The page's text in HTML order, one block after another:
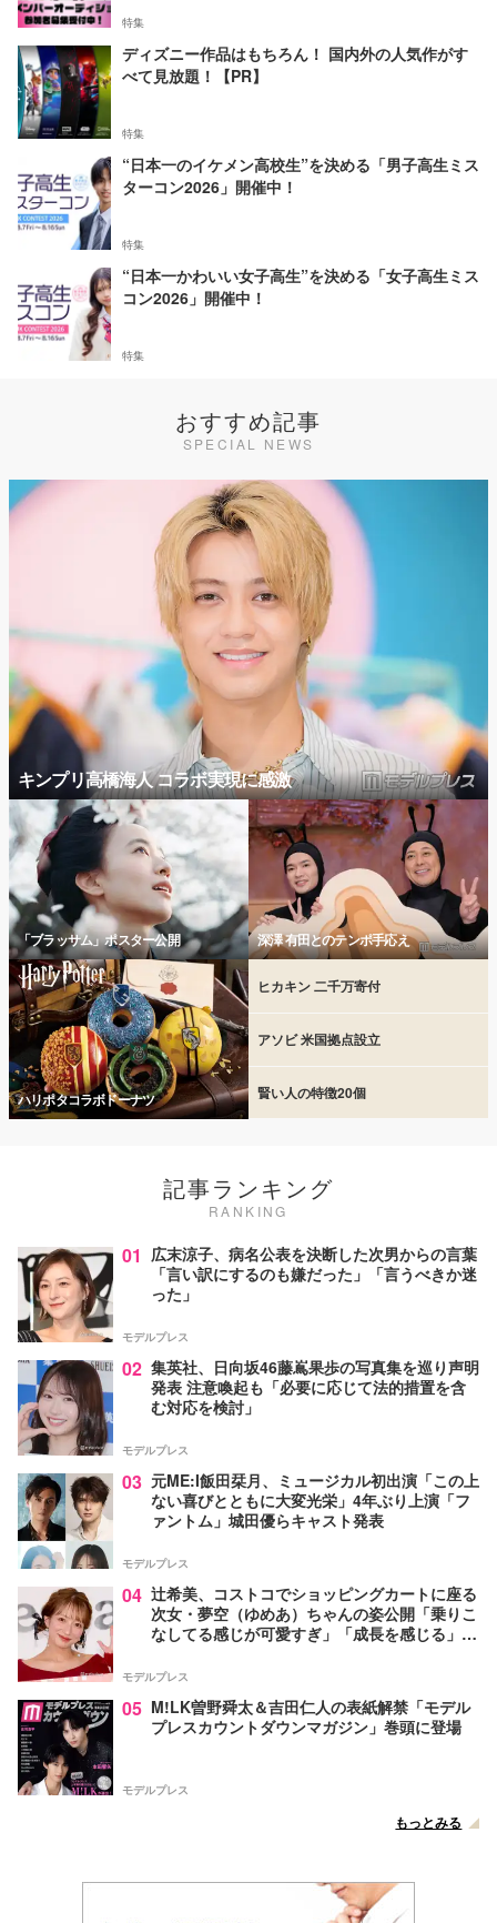
特集
ディズニー作品はもちろん！ 国内外の人気作がす
べて見放題！【PR】
特集
“日本一のイケメン高校生”を決める「男子高生ミス
ターコン2026」開催中！
特集
“日本一かわいい女子高生”を決める「女子高生ミス
コン2026」開催中！
特集
おすすめ記事
SPECIAL NEWS
キンプリ高橋海人 コラボ実現に感激
「ブラッサム」ポスター公開 深澤 有田とのテンポ手応え
ハリポタコラボドーナツ
ヒカキン 二千万寄付
アソビ 米国拠点設立
賢い人の特徴20個
記事ランキング
RANKING
01 広末涼子、病名公表を決断した次男からの言葉
「言い訳にするのも嫌だった」「言うべきか迷
った」
モデルプレス
02 集英社、日向坂46藤嶌果歩の写真集を巡り声明
発表 注意喚起も「必要に応じて法的措置を含
む対応を検討」
モデルプレス
03 元ME:I飯田栞月、ミュージカル初出演「この上
ない喜びとともに大変光栄」4年ぶり上演「フ
ァントム」城田優らキャスト発表
モデルプレス
04 辻希美、コストコでショッピングカートに座る
次女・夢空（ゆめあ）ちゃんの姿公開「乗りこ
なしてる感じが可愛すぎ」「成長を感じる」の
モデルプレス
05 M!LK曽野舜太＆吉田仁人の表紙解禁「モデル
プレスカウントダウンマガジン」巻頭に登場
モデルプレス
もっとみる